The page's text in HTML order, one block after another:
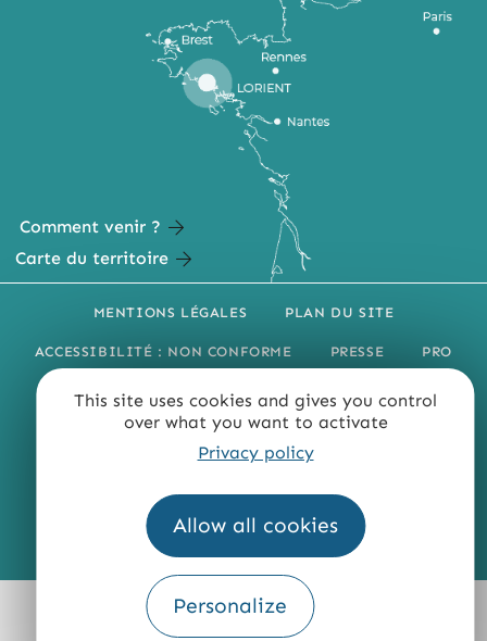
This site uses cookies and gives you control
over what you want to activate
Privacy policy
Allow all cookies
Personalize
Comment venir ?
Carte du territoire
MENTIONS LÉGALES PLAN DU SITE
ACCESSIBILITÉ : NON CONFORME PRESSE PRO
QUI SOMMES-NOUS ?
Fourni par
Traduction